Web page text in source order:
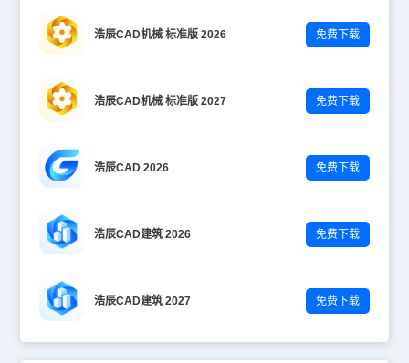
浩辰CAD机械 标准版 2026 免费下载
浩辰CAD机械 标准版 2027 免费下载
浩辰CAD 2026 免费下载
浩辰CAD建筑 2026 免费下载
浩辰CAD建筑 2027 免费下载